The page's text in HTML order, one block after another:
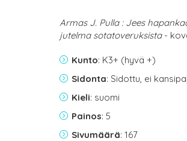
Armas J. Pulla : Jees
jutelma sotatoveruksista-
Kunto: K3+ (hyvä +)
Sidonta: Sidottu, ei
Kieli: suomi
Painos: 5
Sivumäärä: 167